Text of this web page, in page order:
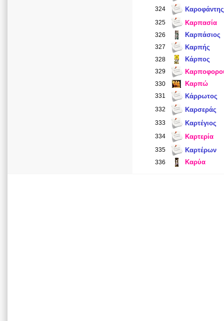
324 Καροφάντης
325 Καρπασία
326 Καρπάσιος
327 Καρπής
328 Κάρπος
329
330 Καρπώ
331 Κάρρωτος
332 Καρσεράς
333 Καρτέγιος
334 Καρτερία
335 Καρτέρων
336 Καρύα